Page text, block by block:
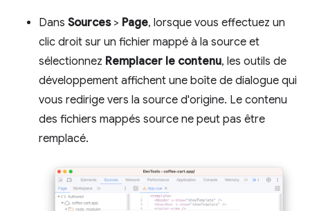
Dans Sources> Page, lorsque vous effectuez un
clic droit sur un fichier mappé à la source et
sélectionnez Remplacer le contenu, les outils de
développement affichent une boîte de dialogue qui
vous redirige vers la source d'origine. Le contenu
des fichiers mappés source ne peut pas être
remplacé.